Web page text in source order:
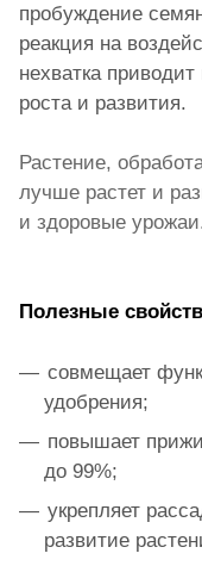
пробуждение
реакция на
нехватка
роста и развития.
Растение,
лучше растет и
и здоровые
Полезные
совмещает
удобрения;
повышает
до 99%;
укрепляет
развитие